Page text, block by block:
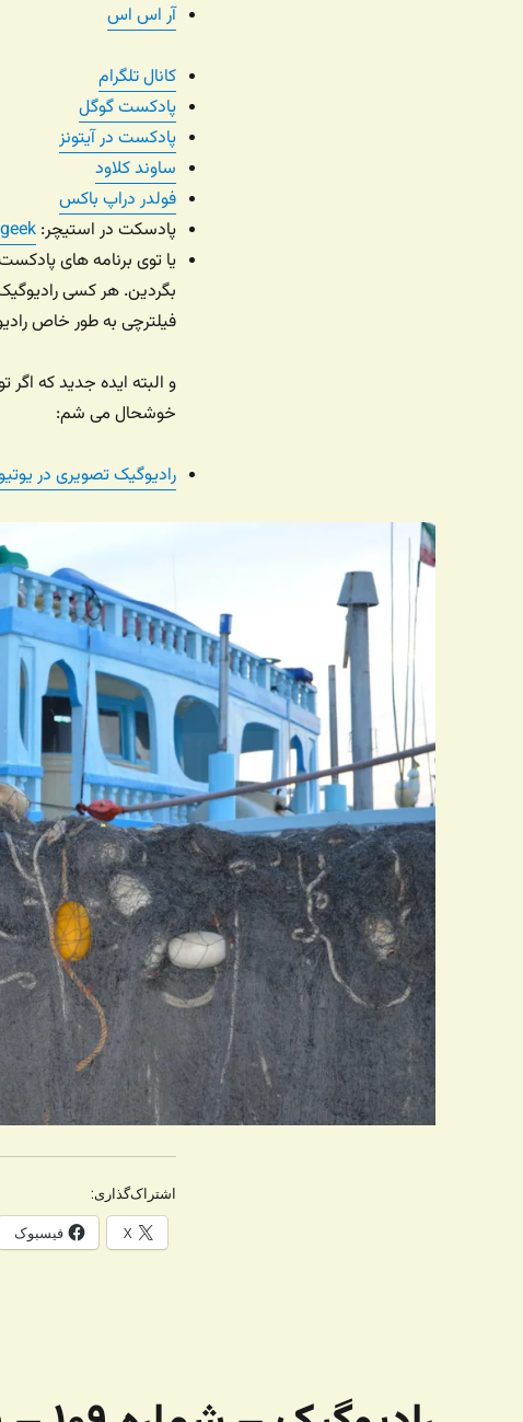
آر اس اس
کانال تلگرام
پادکست گوگل
پادکست در آیتونز
ساوند کلاود
فولدر دراپ باکس
پادسکت در استیچر:
بگردین. هر کسی
فیلترچی به طور خاص
و البته ایده جدید که
خوشحال می شم:
رادیوگیک تصویری در
اشتراک‌گذاری:
X فیسبوک